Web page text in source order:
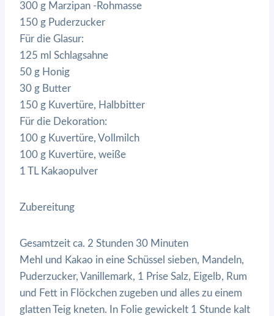
300 g Marzipan -Rohmasse
150 g Puderzucker
Für die Glasur:
125 ml Schlagsahne
50 g Honig
30 g Butter
150 g Kuvertüre, Halbbitter
Für die Dekoration:
100 g Kuvertüre, Vollmilch
100 g Kuvertüre, weiße
1 TL Kakaopulver
Zubereitung
Gesamtzeit ca. 2 Stunden 30 Minuten
Mehl und Kakao in eine Schüssel sieben, Mandeln,
Puderzucker, Vanillemark, 1 Prise Salz, Eigelb, Rum
und Fett in Flöckchen zugeben und alles zu einem
glatten Teig kneten. In Folie gewickelt 1 Stunde kalt